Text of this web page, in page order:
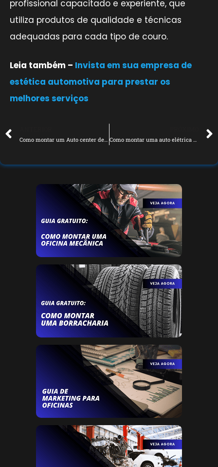
profissional capacitado e experiente, que
utiliza produtos de qualidade e técnicas
adequadas para cada tipo de couro.
Leia também – Invista em sua empresa de
estética automotiva para prestar os
melhores serviços